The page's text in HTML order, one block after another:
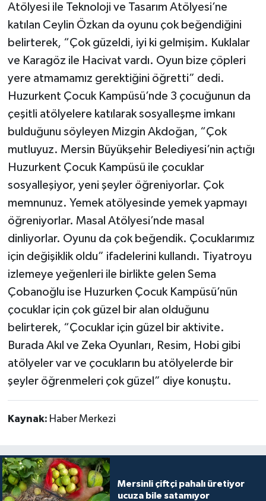
Atölyesi ile Teknoloji ve Tasarım Atölyesi’ne
katılan Ceylin Özkan da oyunu çok beğendiğini
belirterek, “Çok güzeldi, iyi ki gelmişim. Kuklalar
ve Karagöz ile Hacivat vardı. Oyun bize çöpleri
yere atmamamız gerektiğini öğretti” dedi.
Huzurkent Çocuk Kampüsü’nde 3 çocuğunun da
çeşitli atölyelere katılarak sosyalleşme imkanı
bulduğunu söyleyen Mizgin Akdoğan, “Çok
mutluyuz. Mersin Büyükşehir Belediyesi’nin açtığı
Huzurkent Çocuk Kampüsü ile çocuklar
sosyalleşiyor, yeni şeyler öğreniyorlar. Çok
memnunuz. Yemek atölyesinde yemek yapmayı
öğreniyorlar. Masal Atölyesi’nde masal
dinliyorlar. Oyunu da çok beğendik. Çocuklarımız
için değişiklik oldu” ifadelerini kullandı. Tiyatroyu
izlemeye yeğenleri ile birlikte gelen Sema
Çobanoğlu ise Huzurken Çocuk Kampüsü’nün
çocuklar için çok güzel bir alan olduğunu
belirterek, “Çocuklar için güzel bir aktivite.
Burada Akıl ve Zeka Oyunları, Resim, Hobi gibi
atölyeler var ve çocukların bu atölyelerde bir
şeyler öğrenmeleri çok güzel” diye konuştu.
Kaynak: Haber Merkezi
Mersinli çiftçi pahalı üretiyor
ucuza bile satamıyor